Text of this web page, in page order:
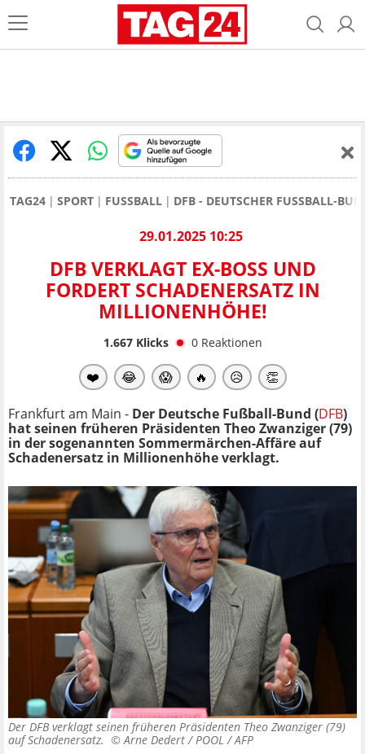
TAG24 SPORT FUSSBALL DFB - DEUTSCHER FUSSBALL-
29.01.2025 10:25
DFB VERKLAGT EX-BOSS UND
FORDERT SCHADENERSATZ IN
MILLIONENHÖHE!
1.667Klicks 0 Reaktionen
❤️ 😂 😱 🔥 😥 👏
Frankfurt am Main - Der Deutsche Fußball-Bund (DFB)
hat seinen früheren Präsidenten Theo Zwanziger (79)
in der sogenannten Sommermärchen-Affäre auf
Schadenersatz in Millionenhöhe verklagt.
Der DFB verklagt seinen früheren Präsidenten Theo Zwanziger (79)
auf Schadenersatz. ©Arne Dedert / POOL / AFP